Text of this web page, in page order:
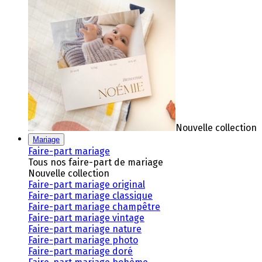
Nouvelle collection
Mariage
Faire-part mariage
Tous nos faire-part de mariage
Nouvelle collection
Faire-part mariage original
Faire-part mariage classique
Faire-part mariage champêtre
Faire-part mariage vintage
Faire-part mariage nature
Faire-part mariage photo
Faire-part mariage doré